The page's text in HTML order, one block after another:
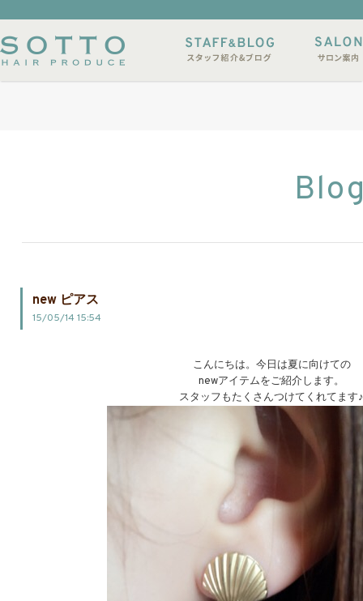
ルサンプル 店休日
new ピアス
15/05/14 15:54
こんにちは。今日は夏に向けての
newアイテムをご紹介します。
スタッフもたくさんつけてくれてます♪